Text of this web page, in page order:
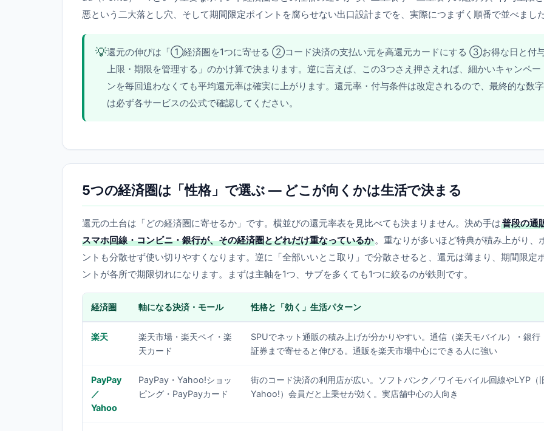
悪という二大落とし穴、そして期間限定ポイントを腐らせない出口設計までを、実際につまずく順番で並べました
💡還元の伸びは「①経済圏を1つに寄せる ②コード決済の支払い元を高還元カードにする ③お得な日と付
上限・期限を管理する」のかけ算で決まります。逆に言えば、この3つさえ押さえれば、細かいキャンペー
ンを毎回追わなくても平均還元率は確実に上がります。還元率・付与条件は改定されるので、最終的な数字
は必ず各サービスの公式で確認してください。
5つの経済圏は「性格」で選ぶ — どこが向くかは生活で決まる
還元の土台は「どの経済圏に寄せるか」です。横並びの還元率表を見比べても決まりません。決め手は普段の通
スマホ回線・コンビニ・銀行が、その経済圏とどれだけ重なっているか。重なりが多いほど特典が積み上がり、
ントも分散せず使い切りやすくなります。逆に「全部いいとこ取り」で分散させると、還元は薄まり、期間限定
ントが各所で期限切れになります。まずは主軸を1つ、サブを多くても1つに絞るのが鉄則です。
経済圏 軸になる決済・モール 性格と「効く」生活パターン
楽天
楽天市場・楽天ペイ・楽
天カード
SPUでネット通販の積み上げが分かりやすい。通信（楽天モバイル）・銀行
証券まで寄せると伸びる。通販を楽天市場中心にできる人に強い
PayPay
／
Yahoo
PayPay・Yahoo!ショッ
ピング・PayPayカード
街のコード決済の利用店が広い。ソフトバンク／ワイモバイル回線やLYP（
Yahoo!）会員だと上乗せが効く。実店舗中心の人向き